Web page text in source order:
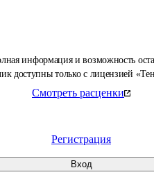
информация и возможность
доступны только с лицензией
Смотреть расценки
Регистрация
Вход